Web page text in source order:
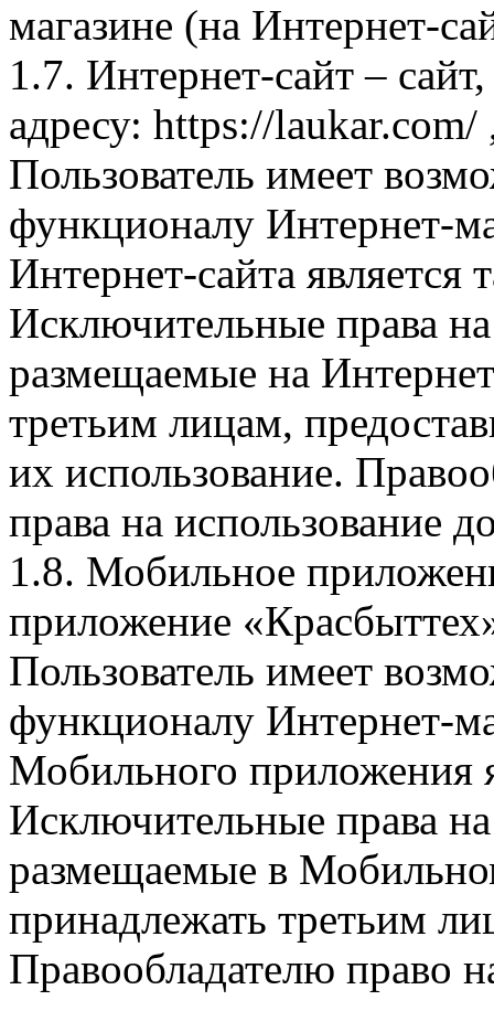
магазине (на Интернет-
1.7. Интернет-сайт –
адресу: https://laukar.com/
Пользователь имеет
функционалу Интернет-
Интернет-сайта
Исключительные права
размещаемые на
третьим лицам,
их использование.
права на использование
1.8. Мобильное
приложение
Пользователь имеет
функционалу Интернет-
Мобильного приложения
Исключительные права
размещаемые в
принадлежать третьим
Правообладателю право